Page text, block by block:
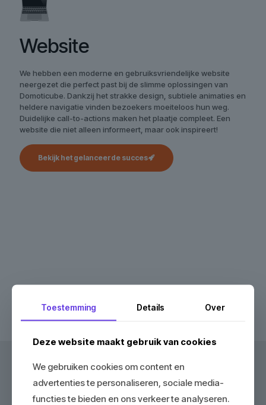
Website
We hebben een moderne en gebruiksvriendelijke website
neergezet die perfect past bij de slimme oplossingen van
Domoticube. Dankzij het strakke design, subtiele animaties en
heldere navigatie vinden bezoekers moeiteloos hun weg.
Duidelijke call-to-actions maken het plaatje compleet. Een
website die niet alleen informeert, maar ook inspireert!
Bekijk het gelanceerde succes
Word jij ons volgende
succesverhaal?
Toestemming Details Over
Deze website maakt gebruik van cookies
We gebruiken cookies om content en
advertenties te personaliseren, sociale media-
functies te bieden en ons verkeer te analyseren.